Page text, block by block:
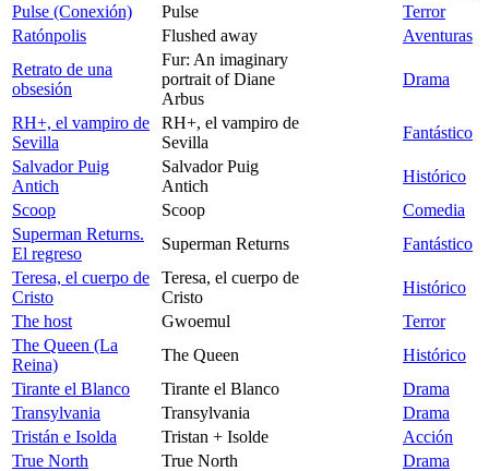
Pulse (Conexión)
Pulse
Terror
Ratónpolis
Flushed away
Aventuras
Retrato de una
obsesión
Fur: An imaginary
portrait of Diane
Arbus
Drama
RH+, el vampiro de
Sevilla
RH+, el vampiro de
Sevilla
Fantástico
Salvador Puig
Antich
Salvador Puig
Antich
Histórico
Scoop
Scoop
Comedia
Superman Returns.
El regreso
Superman Returns
Fantástico
Teresa, el cuerpo de
Cristo
Teresa, el cuerpo de
Cristo
Histórico
The host
Gwoemul
Terror
The Queen (La
Reina)
The Queen
Histórico
Tirante el Blanco
Tirante el Blanco
Drama
Transylvania
Transylvania
Drama
Tristán e Isolda
Tristan + Isolde
Acción
True North
True North
Drama